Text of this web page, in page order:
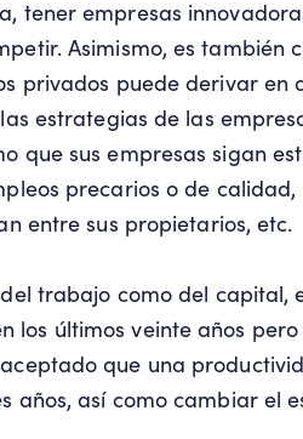
tener empresas
Asimismo, es también
privados puede derivar en
estrategias de las
que sus empresas sigan
precarios o de
entre sus propietarios, etc.
trabajo como del capital,
los últimos veinte años
que una
años, así como cambiar el